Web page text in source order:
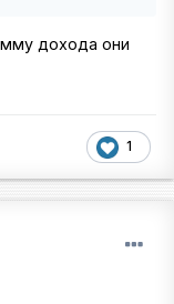
дохода они
1